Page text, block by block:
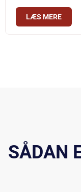
LÆS MERE
SÅDAN